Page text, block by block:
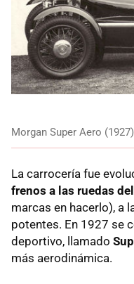
Morgan Super Aero (1927)
La carrocería fue
frenos a las ruedas
marcas en hacerlo), a
potentes. En 1927 se
deportivo, llamado
más aerodinámica.